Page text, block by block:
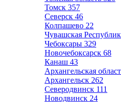
Томск 357
Северск 46
Колпашево 22
Чувашская
Чебоксары 329
Новочебоксарск 68
Канаш 43
Архангельская
Архангельск 262
Северодвинск 111
Новодвинск 24